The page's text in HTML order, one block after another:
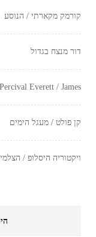
קורמק מקארתי / הנוסע
דור מנצח בגדול
Percival Everett / James פרסיבל אוורט / ג'יימס
קן פולט / מעגל הימים
ויקטוריה היסלופ /